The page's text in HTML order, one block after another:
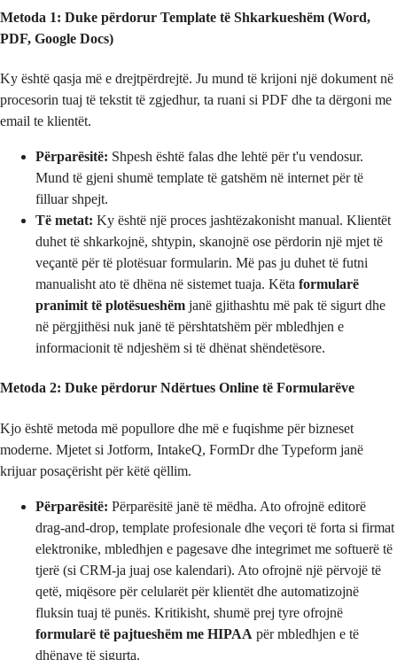
Metoda 1: Duke përdorur Template të Shkarkueshëm (Word,
PDF, Google Docs)
Ky është qasja më e drejtpërdrejtë. Ju mund të krijoni një dokument në
procesorin tuaj të tekstit të zgjedhur, ta ruani si PDF dhe ta dërgoni me
email te klientët.
Përparësitë: Shpesh është falas dhe lehtë për t'u vendosur.
Mund të gjeni shumë template të gatshëm në internet për të
filluar shpejt.
Të metat: Ky është një proces jashtëzakonisht manual. Klientët
duhet të shkarkojnë, shtypin, skanojnë ose përdorin një mjet të
veçantë për të plotësuar formularin. Më pas ju duhet të futni
manualisht ato të dhëna në sistemet tuaja. Këta formularë
pranimit të plotësueshëm janë gjithashtu më pak të sigurt dhe
në përgjithësi nuk janë të përshtatshëm për mbledhjen e
informacionit të ndjeshëm si të dhënat shëndetësore.
Metoda 2: Duke përdorur Ndërtues Online të Formularëve
Kjo është metoda më popullore dhe më e fuqishme për bizneset
moderne. Mjetet si Jotform, IntakeQ, FormDr dhe Typeform janë
krijuar posaçërisht për këtë qëllim.
Përparësitë: Përparësitë janë të mëdha. Ato ofrojnë editorë
drag-and-drop, template profesionale dhe veçori të forta si firmat
elektronike, mbledhjen e pagesave dhe integrimet me softuerë të
tjerë (si CRM-ja juaj ose kalendari). Ato ofrojnë një përvojë të
qetë, miqësore për celularët për klientët dhe automatizojnë
fluksin tuaj të punës. Kritikisht, shumë prej tyre ofrojnë
formularë të pajtueshëm me HIPAA për mbledhjen e të
dhënave të sigurta.